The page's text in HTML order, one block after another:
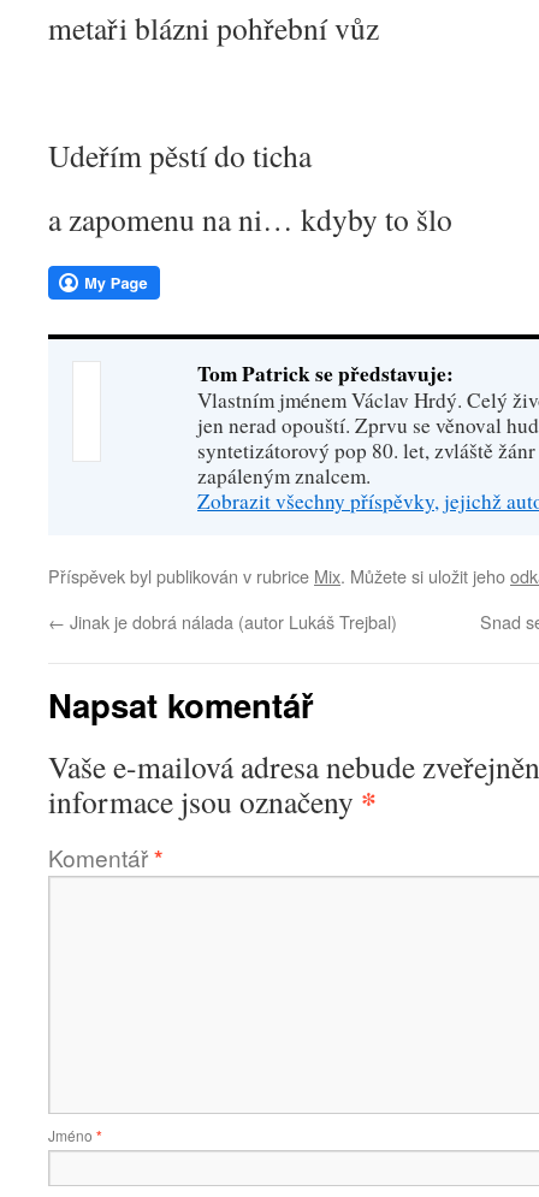
metaři blázni pohřební vůz
Udeřím pěstí do ticha
a zapomenu na ni… kdyby to šlo
Tom Patrick se představuje:
Vlastním jménem Václav Hrdý. Celý
jen nerad opouští. Zprvu se věnoval
syntetizátorový pop 80. let, zvláště
zapáleným znalcem.
Zobrazit všechny příspěvky, jejichž
Příspěvek byl publikován v rubrice Mix. Můžete si uložit jeho
← Jinak je dobrá nálada (autor Lukáš Trejbal) Snad
Napsat komentář
Vaše e-mailová adresa nebude
informace jsou označeny *
Komentář*
Jméno *